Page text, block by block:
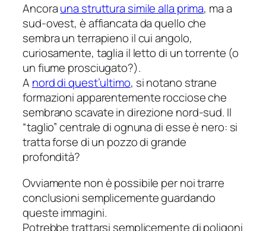
Ancorauna struttura simile alla prima, ma a
sud-ovest, è affiancata da quello che
sembra un terrapieno il cui angolo,
curiosamente, taglia il letto di un torrente (o
un fiume prosciugato?).
A nord di quest’ultimo, si notano strane
formazioni apparentemente rocciose che
sembrano scavate in direzione nord-sud. Il
“taglio” centrale di ognuna di esse è nero: si
tratta forse di un pozzo di grande
profondità?
Ovviamente non è possibile per noi trarre
conclusioni semplicemente guardando
queste immagini.
Potrebbe trattarsi semplicemente di poligoni